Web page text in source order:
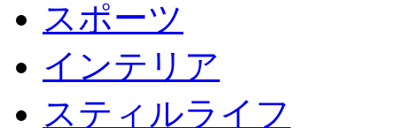
スポーツ
インテリア
スティルライフ